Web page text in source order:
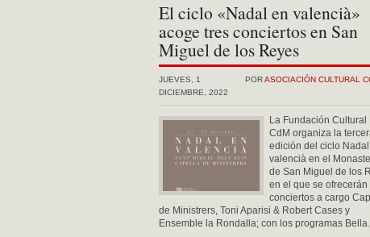
El ciclo «Nadal en valencià»
acoge tres conciertos en San
Miguel de los Reyes
PORASOCIACIÓN CULTURAL
JUEVES, 1
DICIEMBRE, 2022
La Fundación Cultural
CdM organiza la
edición del ciclo
valencià en el
de San Miguel de los
en el que se ofrecerán
conciertos a cargo
de Ministrers, Toni Aparisi & Robert Cases y
Ensemble la Rondalla; con los programas